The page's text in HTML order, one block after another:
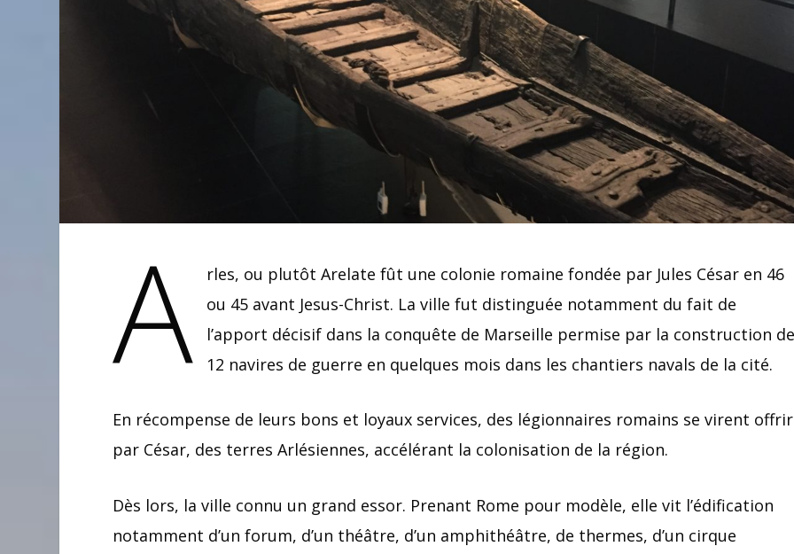
A
rles, ou plutôt Arelate fût une colonie romaine fondée par Jules César en 46
ou 45 avant Jesus-Christ. La ville fut distinguée notamment du fait de
l’apport décisif dans la conquête de Marseille permise par la construction
12 navires de guerre en quelques mois dans les chantiers navals de la cité.
En récompense de leurs bons et loyaux services, des légionnaires romains se virent offrir
par César, des terres Arlésiennes, accélérant la colonisation de la région.
Dès lors, la ville connu un grand essor. Prenant Rome pour modèle, elle vit l’édification
notamment d’un forum, d’un théâtre, d’un amphithéâtre, de thermes, d’un cirque